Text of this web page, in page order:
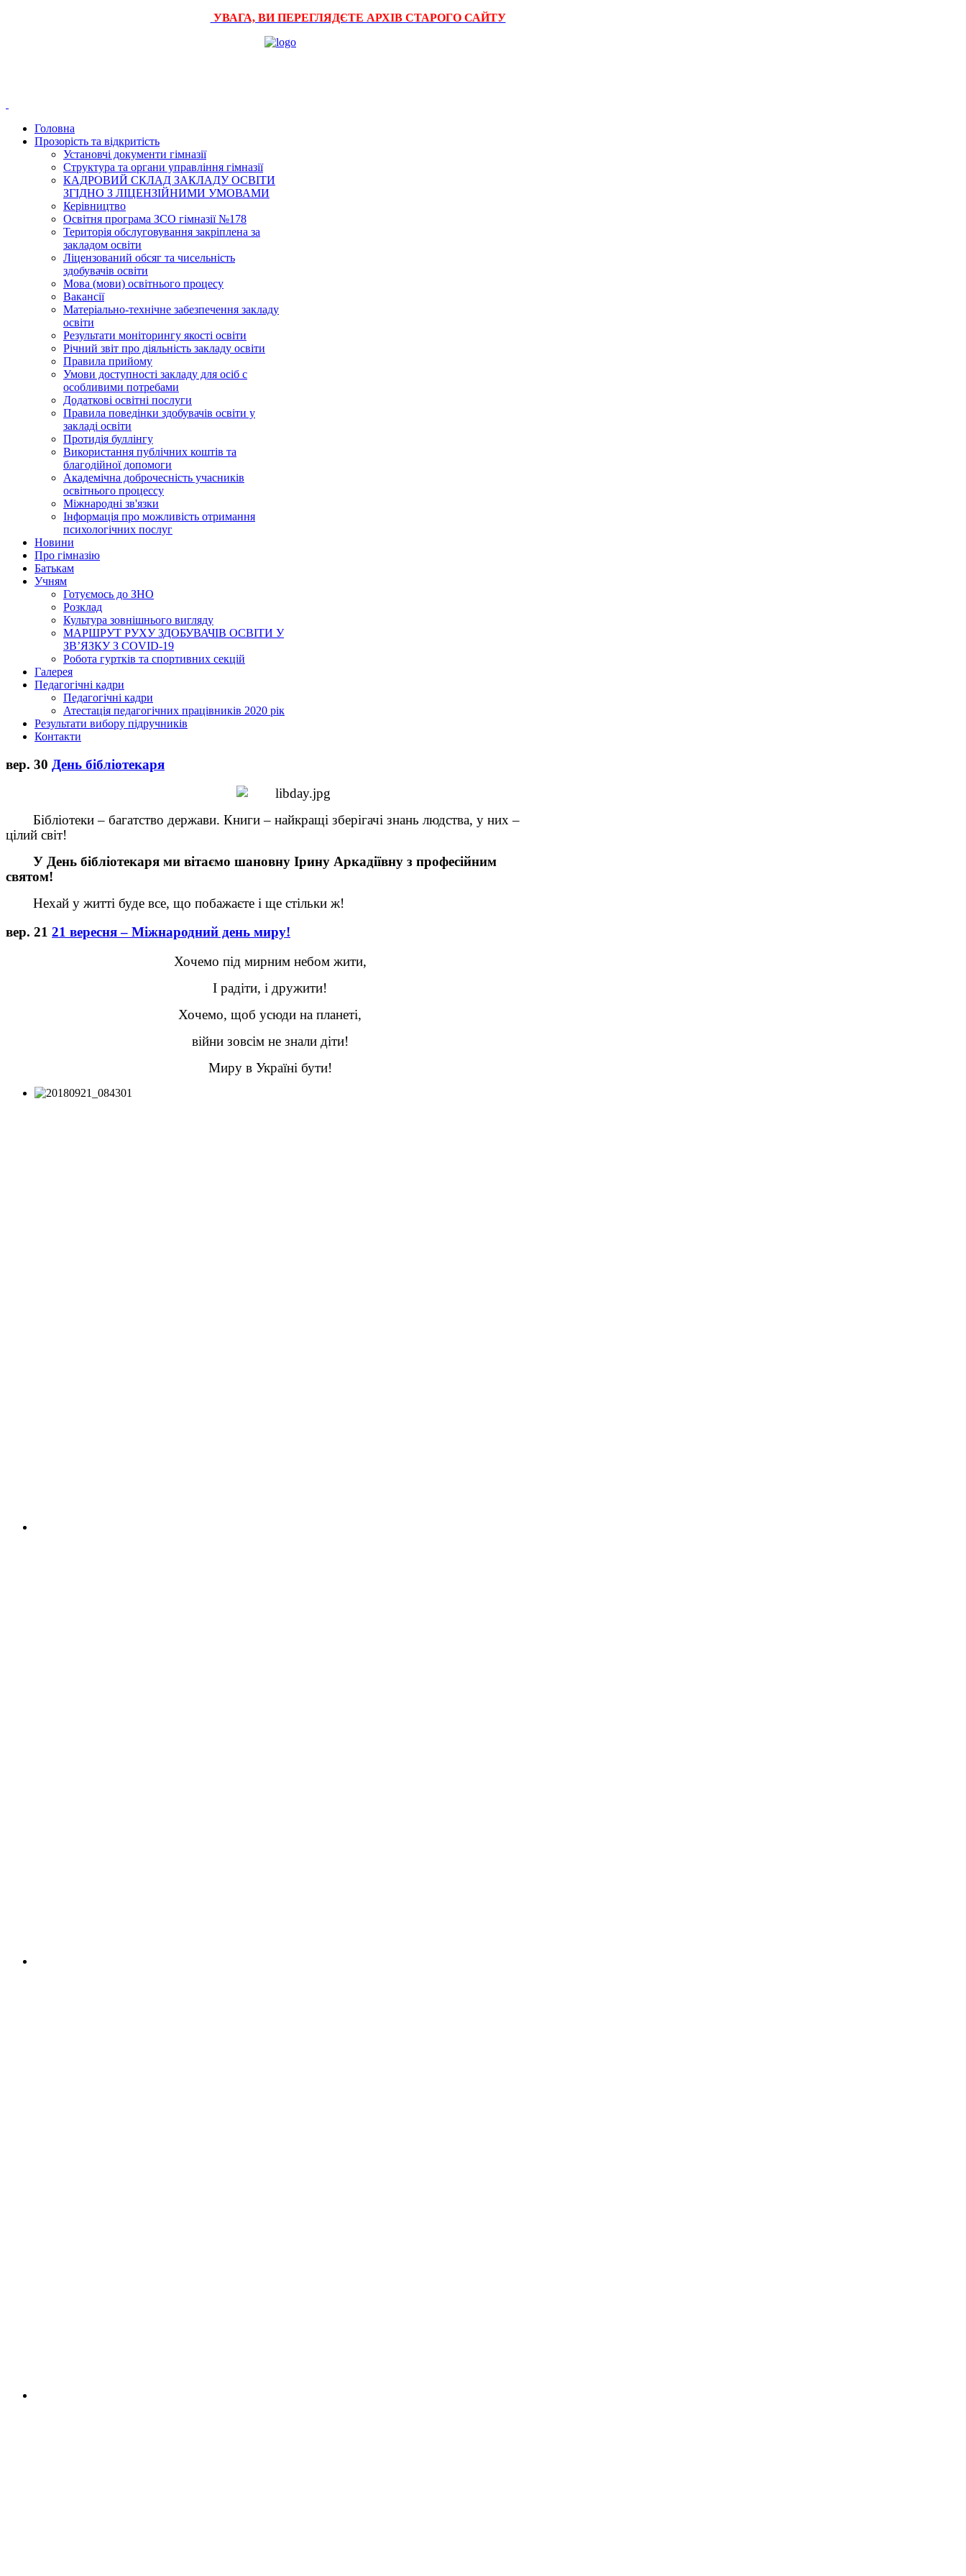
УВАГА, ВИ ПЕРЕГЛЯДЄТЕ АРХІВ СТАРОГО САЙТУ
Головна
Прозорість та відкритість
Установчі документи гімназії
Структура та органи управління гімназії
КАДРОВИЙ СКЛАД ЗАКЛАДУ ОСВІТИ
ЗГІДНО З ЛІЦЕНЗІЙНИМИ УМОВАМИ
Керівництво
Освітня програма ЗСО гімназії №178
Територія обслуговування закріплена за
закладом освіти
Ліцензований обсяг та чисельність
здобувачів освіти
Мова (мови) освітнього процесу
Вакансії
Матеріально-технічне забезпечення закладу
освіти
Результати моніторингу якості освіти
Річний звіт про діяльність закладу освіти
Правила прийому
Умови доступності закладу для осіб с
особливими потребами
Додаткові освітні послуги
Правила поведінки здобувачів освіти у
закладі освіти
Протидія буллінгу
Використання публічних коштів та
благодійної допомоги
Академічна доброчесність учасників
освітнього процессу
Міжнародні зв'язки
Інформація про можливість отримання
психологічних послуг
Новини
Про гімназію
Батькам
Учням
Готуємось до ЗНО
Розклад
Культура зовнішнього вигляду
МАРШРУТ РУХУ ЗДОБУВАЧІВ ОСВІТИ У
ЗВ’ЯЗКУ З COVID-19
Робота гуртків та спортивних секцій
Галерея
Педагогічні кадри
Педагогічні кадри
Атестація педагогічних працівників 2020 рік
Результати вибору підручників
Контакти
вер. 30 День бібліотекаря
Бібліотеки – багатство держави. Книги – найкращі зберігачі знань людства, у них –
цілий світ!
У День бібліотекаря ми вітаємо шановну Ірину Аркадіївну з професійним
святом!
Нехай у житті буде все, що побажаєте і ще стільки ж!
вер. 21 21 вересня – Міжнародний день миру!
Хочемо під мирним небом жити,
І радіти, і дружити!
Хочемо, щоб усюди на планеті,
війни зовсім не знали діти!
Миру в Україні бути!